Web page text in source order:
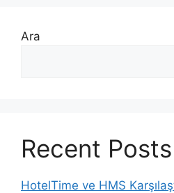
Ara
Recent Posts
HotelTime ve HMS